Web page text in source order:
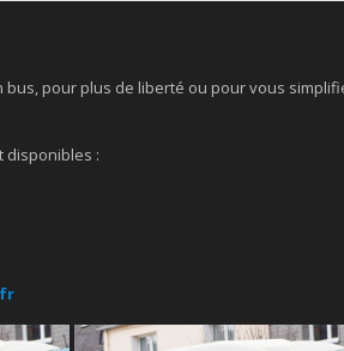
bus, pour plus de liberté ou pour vous
disponibles :